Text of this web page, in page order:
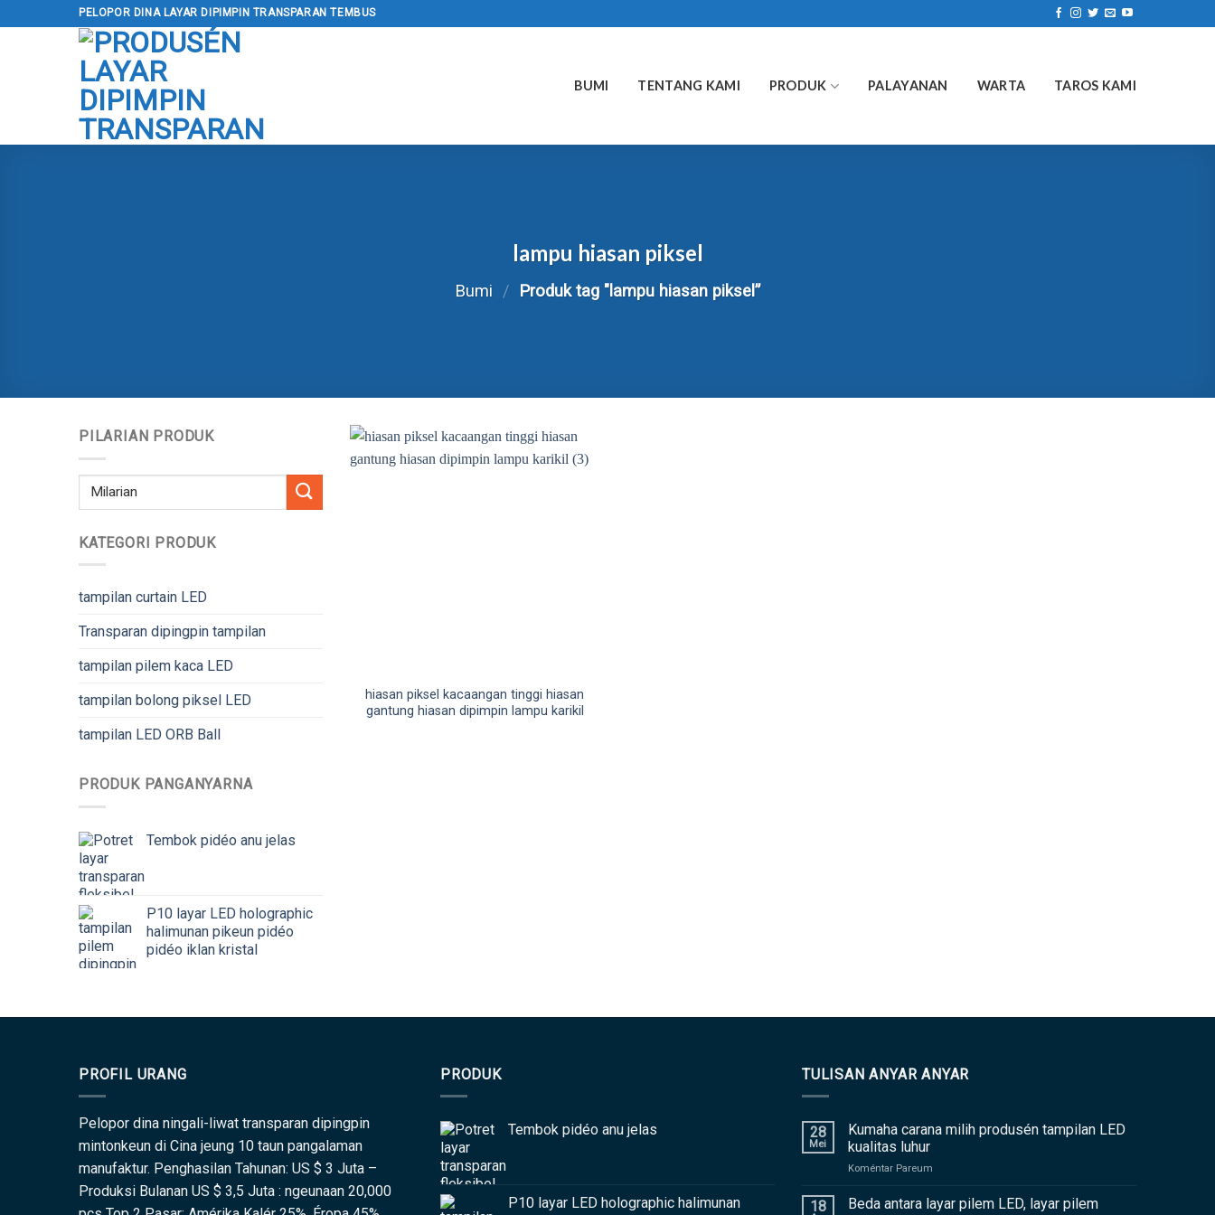
kana
PELOPOR DINA LAYAR DIPIMPIN TRANSPARAN TEMBUS
BUMI TENTANG KAMI PRODUK PALAYANAN WARTA TAROS KAMI
lampu hiasan piksel
Bumi / Produk tag "lampu hiasan piksel”
PILARIAN PRODUK
Milarian
KATEGORI PRODUK
tampilan curtain LED
Transparan dipingpin tampilan
tampilan pilem kaca LED
tampilan bolong piksel LED
tampilan LED ORB Ball
PRODUK PANGANYARNA
Tembok pidéo anu jelas
P10 layar LED holographic
halimunan pikeun pidéo
pidéo iklan kristal
hiasan piksel kacaangan tinggi hiasan
gantung hiasan dipimpin lampu karikil
PROFIL URANG
Pelopor dina ningali-liwat transparan dipingpin
mintonkeun di Cina jeung 10 taun pangalaman
manufaktur. Penghasilan Tahunan: US $ 3 Juta –
Produksi Bulanan US $ 3,5 Juta : ngeunaan 20,000
PRODUK
Tembok pidéo anu jelas
P10 layar LED holographic halimunan
TULISAN ANYAR ANYAR
28
Mei
Kumaha carana milih produsén tampilan LED
kualitas luhur
Koméntar Pareumasup
carana
18
Beda antara layar pilem LED, layar pilem